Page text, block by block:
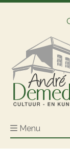
Menu